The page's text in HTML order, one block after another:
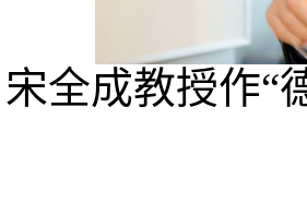
宋全成教授作“